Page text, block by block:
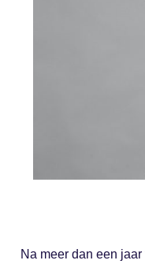
Na meer dan een